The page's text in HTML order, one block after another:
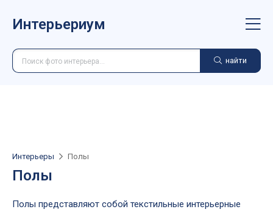
Интерьериум
найти
Интерьеры Полы
Полы
Полы представляют собой текстильные интерьерные